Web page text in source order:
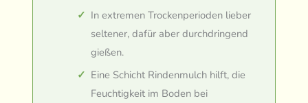
In extremen Trockenperioden lieber
seltener, dafür aber durchdringend
gießen.
Eine Schicht Rindenmulch hilft, die
Feuchtigkeit im Boden bei